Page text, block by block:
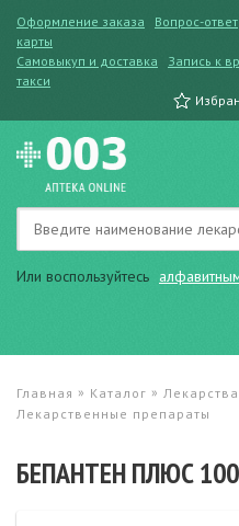
Оформление заказа Вопрос-ответ
карты
Самовыкуп и доставка
Запись к
такси
Или воспользуйтесь
Главная » Каталог »
Лекарственные препараты
БЕПАНТЕН ПЛЮС